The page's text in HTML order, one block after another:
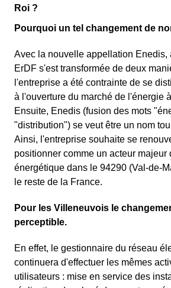
Roi ?
Pourquoi un tel changement de
Avec la nouvelle appellation Enedis,
ErDF s'est transformée de deux
l'entreprise a été contrainte de se
à l'ouverture du marché de l'énergie
Ensuite, Enedis (fusion des mots
"distribution") se veut être un nom
Ainsi, l'entreprise souhaite se
positionner comme un acteur majeur
énergétique dans le 94290 (Val-de-
le reste de la France.
Pour les Villeneuvois le
perceptible.
En effet, le gestionnaire du réseau
continuera d'effectuer les mêmes
utilisateurs : mise en service des